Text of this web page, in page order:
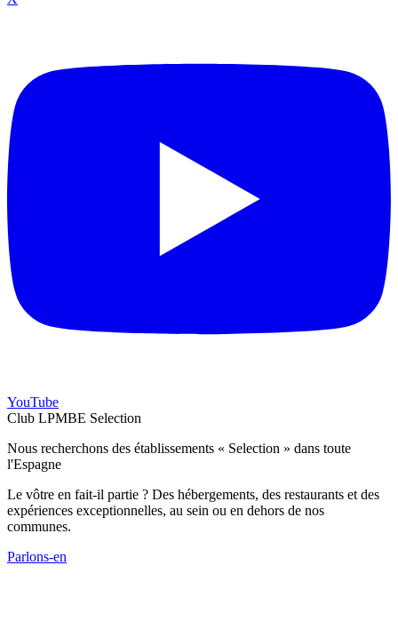
YouTube
Club LPMBE Selection
Nous recherchons des établissements « Selection » dans toute
l'Espagne
Le vôtre en fait-il partie ? Des hébergements, des restaurants et des
expériences exceptionnelles, au sein ou en dehors de nos
communes.
Parlons-en